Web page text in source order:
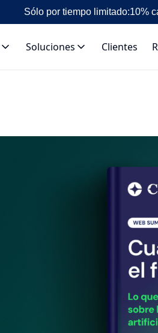
Sólo por tiempo limitado:10%
Soluciones Clientes